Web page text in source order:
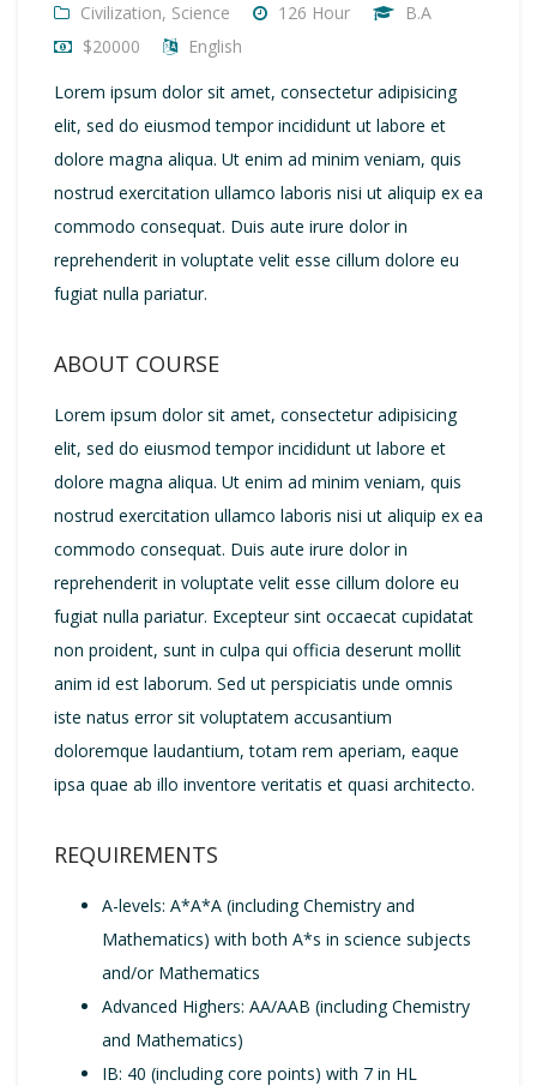
Civilization, Science 126 Hour
B.A
$20000
English
Lorem ipsum dolor sit amet, consectetur adipisicing
elit, sed do eiusmod tempor incididunt ut labore et
dolore magna aliqua. Ut enim ad minim veniam, quis
nostrud exercitation ullamco laboris nisi ut aliquip ex ea
commodo consequat. Duis aute irure dolor in
reprehenderit in voluptate velit esse cillum dolore eu
fugiat nulla pariatur.
ABOUT COURSE
Lorem ipsum dolor sit amet, consectetur adipisicing
elit, sed do eiusmod tempor incididunt ut labore et
dolore magna aliqua. Ut enim ad minim veniam, quis
nostrud exercitation ullamco laboris nisi ut aliquip ex ea
commodo consequat. Duis aute irure dolor in
reprehenderit in voluptate velit esse cillum dolore eu
fugiat nulla pariatur. Excepteur sint occaecat cupidatat
non proident, sunt in culpa qui officia deserunt mollit
anim id est laborum. Sed ut perspiciatis unde omnis
iste natus error sit voluptatem accusantium
doloremque laudantium, totam rem aperiam, eaque
ipsa quae ab illo inventore veritatis et quasi architecto.
REQUIREMENTS
A-levels: A*A*A (including Chemistry and
Mathematics) with both A*s in science subjects
and/or Mathematics
Advanced Highers: AA/AAB (including Chemistry
and Mathematics)
IB: 40 (including core points) with 7 in HL